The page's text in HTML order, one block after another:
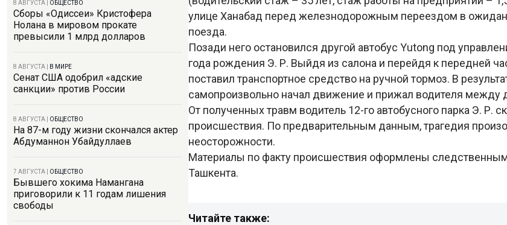
8 АВГУСТА ОБЩЕСТВО
Сборы «Одиссеи» Кристофера
Нолана в мировом прокате
превысили 1 млрд долларов
8 АВГУСТА В МИРЕ
Сенат США одобрил «адские
санкции» против России
8 АВГУСТА ОБЩЕСТВО
На 87-м году жизни скончался актер
Абдуманнон Убайдуллаев
7 АВГУСТА ОБЩЕСТВО
Бывшего хокима Намангана
приговорили к 11 годам лишения
свободы
улице Ханабад перед железнодорожным переездом в
поезда.
Позади него остановился другой автобус Yutong под
года рождения Э. Р. Выйдя из салона и перейдя к передней
поставил транспортное средство на ручной тормоз. В
самопроизвольно начал движение и прижал водителя между
От полученных травм водитель 12-го автобусного парка Э. Р.
происшествия. По предварительным данным, трагедия
неосторожности.
Материалы по факту происшествия оформлены
Ташкента.
Читайте также: